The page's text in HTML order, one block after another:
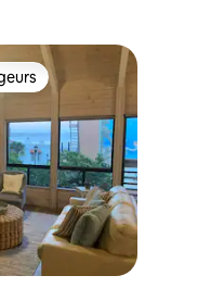
commentaires : 4,99 sur 5
les plus appréciés